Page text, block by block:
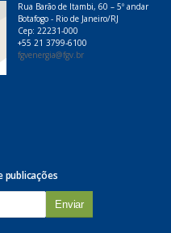
Rua Barão de Itambi, 60 – 5º andar
Botafogo - Rio de Janeiro/RJ
Cep: 22231-000
+55 21 3799-6100
fgvenergia@fgv.br
publicações